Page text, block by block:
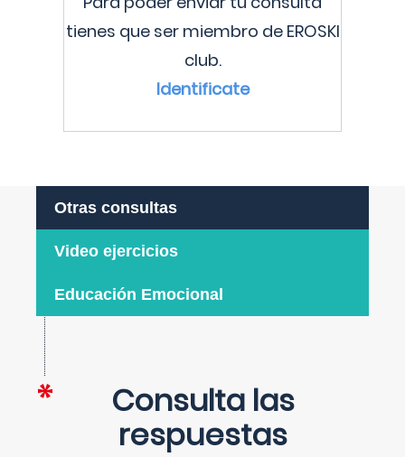
tienes que ser miembro de EROSKI
club.
Identificate
Otras consultas
Video ejercicios
Educación Emocional
Consulta las
respuestas